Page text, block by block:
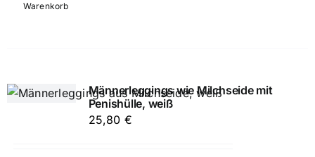
Warenkorb
Männerleggings wie Milchseide mit
Penishülle, weiß
25,80 €